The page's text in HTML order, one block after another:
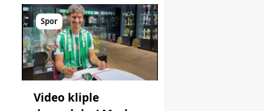
yeni hamle: İlk
toplantı
yapıldı!
Spor
Video kliple